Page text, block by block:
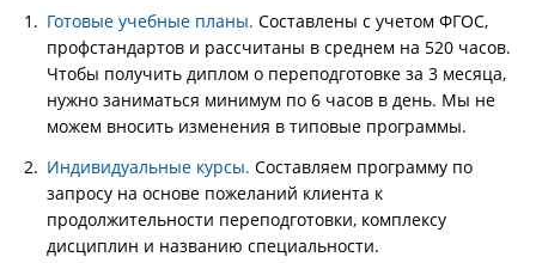
Готовые учебные планы. Составлены с учетом ФГОС,
профстандартов и рассчитаны в среднем на 520 часов.
Чтобы получить диплом о переподготовке за 3 месяца,
нужно заниматься минимум по 6 часов в день. Мы не
можем вносить изменения в типовые программы.
Индивидуальные курсы. Составляем программу по
запросу на основе пожеланий клиента к
продолжительности переподготовки, комплексу
дисциплин и названию специальности.